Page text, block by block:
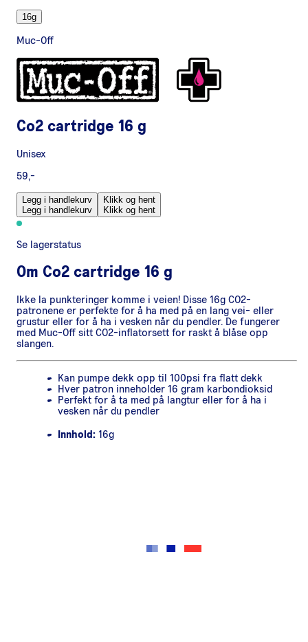
16g
Muc-Off
Co2 cartridge 16 g
Unisex
59,-
Legg i handlekurv
Legg i handlekurv
Klikk og hent
Klikk og hent
Se lagerstatus
Om Co2 cartridge 16 g
Ikke la punkteringer komme i veien! Disse 16g CO2-
patronene er perfekte for å ha med på en lang vei- eller
grustur eller for å ha i vesken når du pendler. De fungerer
med Muc-Off sitt CO2-inflatorsett for raskt å blåse opp
slangen.
Kan pumpe dekk opp til 100psi fra flatt dekk
Hver patron inneholder 16 gram karbondioksid
Perfekt for å ta med på langtur eller for å ha i
vesken når du pendler
Innhold: 16g